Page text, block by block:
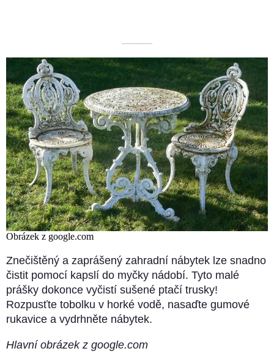
––––––––––
Obrázek z google.com
Znečištěný a zaprášený zahradní nábytek lze snadno
čistit pomocí kapslí do myčky nádobí. Tyto malé
prášky dokonce vyčistí sušené ptačí trusky!
Rozpusťte tobolku v horké vodě, nasaďte gumové
rukavice a vydrhněte nábytek.
Hlavní obrázek z google.com